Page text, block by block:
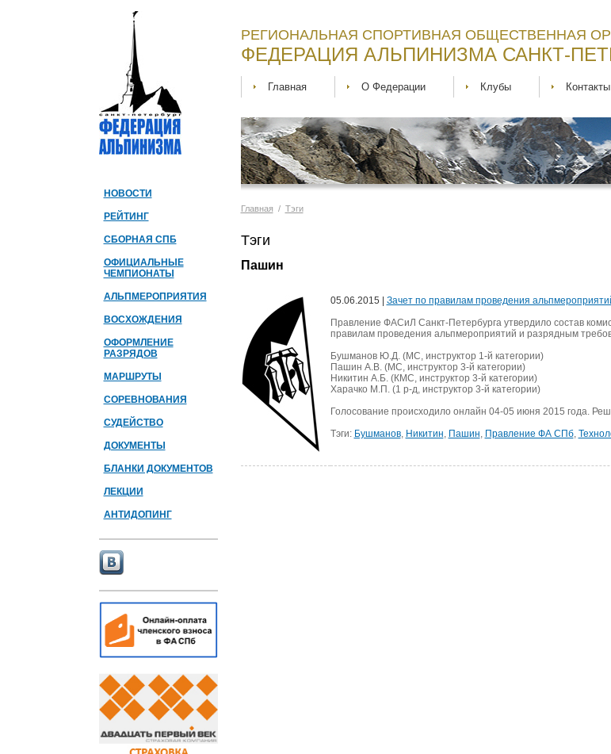
НОВОСТИ
РЕЙТИНГ
СБОРНАЯ СПБ
ОФИЦИАЛЬНЫЕ
ЧЕМПИОНАТЫ
АЛЬПМЕРОПРИЯТИЯ
ВОСХОЖДЕНИЯ
ОФОРМЛЕНИЕ
РАЗРЯДОВ
МАРШРУТЫ
СОРЕВНОВАНИЯ
СУДЕЙСТВО
ДОКУМЕНТЫ
БЛАНКИ ДОКУМЕНТОВ
ЛЕКЦИИ
АНТИДОПИНГ
РЕГИОНАЛЬНАЯ СПОРТИВНАЯ ОБЩЕСТВЕННАЯ
ФЕДЕРАЦИЯ АЛЬПИНИЗМА САНКТ-
Главная О Федерации Клубы Контакты
Главная / Тэги
Тэги
Пашин
05.06.2015 | Зачет по правилам проведения
Правление ФАСиЛ Санкт-Петербурга утвердило состав
правилам проведения альпмероприятий и разрядным
Бушманов Ю.Д. (МС, инструктор 1-й категории)
Пашин А.В. (МС, инструктор 3-й категории)
Никитин А.Б. (КМС, инструктор 3-й категории)
Харачко М.П. (1 р-д, инструктор 3-й категории)
Голосование происходило онлайн 04-05 июня 2015 года.
Тэги: Бушманов, Никитин, Пашин, Правление ФА СПб,